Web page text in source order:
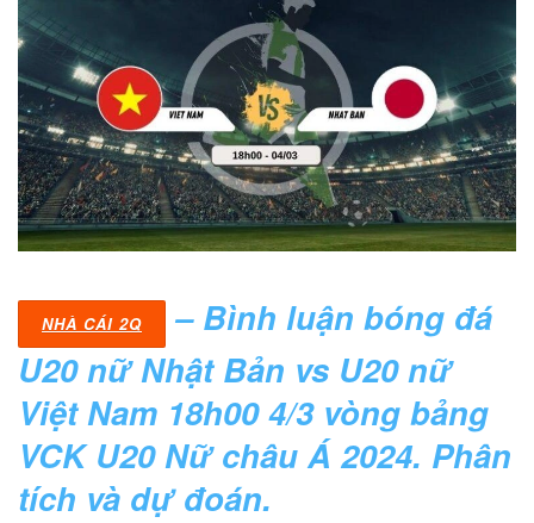
NHÀ CÁI 2Q
– Bình luận bóng đá
U20 nữ Nhật Bản vs U20 nữ
Việt Nam 18h00 4/3 vòng bảng
VCK U20 Nữ châu Á 2024. Phân
tích và dự đoán.